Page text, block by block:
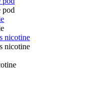
pod
nicotine
nicotine